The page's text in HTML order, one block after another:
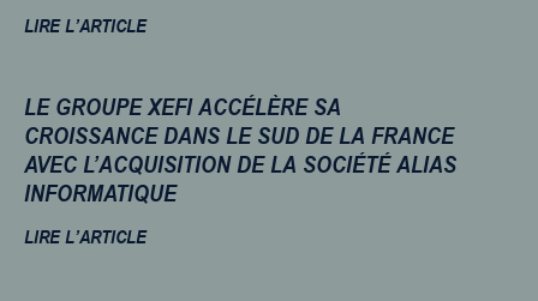
LIRE L’ARTICLE
LE GROUPE XEFI ACCÉLÈRE SA
CROISSANCE DANS LE SUD DE LA FRANCE
AVEC L’ACQUISITION DE LA SOCIÉTÉ ALIAS
INFORMATIQUE
LIRE L’ARTICLE